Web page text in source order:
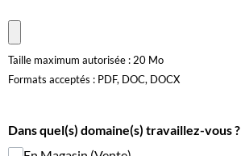
Taille maximum autorisée : 20 Mo
Formats acceptés : PDF, DOC, DOCX
Dans quel(s) domaine(s) travaillez-vous ?